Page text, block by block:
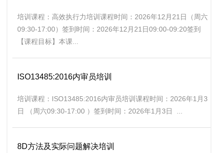
培训课程：高效执行力培训课程时间：2026年12月21日（周六
09:30-17:00）签到时间：2026年12月21日09:00-09:20签到
【课程目标】本课...
ISO13485:2016内审员培训
培训课程：ISO13485:2016内审员培训课程时间：2026年1月3
日 （周六09:30-17:00 ）签到时间：2026年1月3日 ...
8D方法及实际问题解决培训